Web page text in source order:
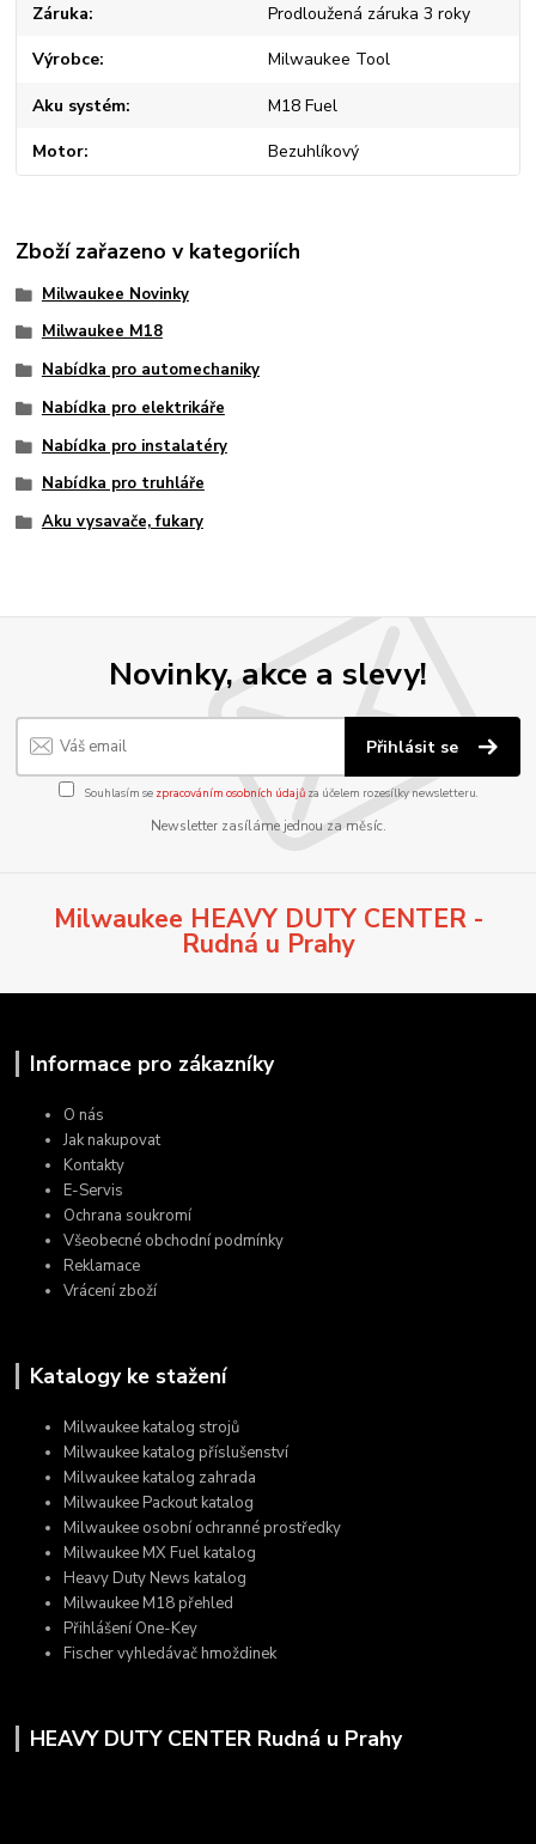
Záruka Prodloužená záruka 3 roky
Výrobce Milwaukee Tool
Aku systém M18 Fuel
Motor Bezuhlíkový
Zboží zařazeno v kategoriích
Milwaukee Novinky
Milwaukee M18
Nabídka pro automechaniky
Nabídka pro elektrikáře
Nabídka pro instalatéry
Nabídka pro truhláře
Aku vysavače, fukary
Novinky, akce a slevy!
Přihlásit se
Souhlasím se zpracováním osobních údajůza účelem rozesílky newsletteru.
Newsletter zasíláme jednou za měsíc.
Milwaukee HEAVY DUTY CENTER -
Rudná u Prahy
Informace pro zákazníky
O nás
Jak nakupovat
Kontakty
E-Servis
Ochrana soukromí
Všeobecné obchodní podmínky
Reklamace
Vrácení zboží
Katalogy ke stažení
Milwaukee katalog strojů
Milwaukee katalog příslušenství
Milwaukee katalog zahrada
Milwaukee Packout katalog
Milwaukee osobní ochranné prostředky
Milwaukee MX Fuel katalog
Heavy Duty News katalog
Milwaukee M18 přehled
Přihlášení One-Key
Fischer vyhledávač hmoždinek
HEAVY DUTY CENTER Rudná u Prahy